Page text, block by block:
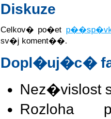
Diskuze
Celkov� po�et
sv�j koment��.
Dopl�uj�c�
Nez�vislost
Rozloha